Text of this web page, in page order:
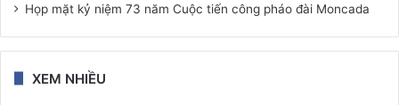
Họp mặt kỷ niệm 73 năm Cuộc tiến công pháo đài Moncada
XEM NHIỀU